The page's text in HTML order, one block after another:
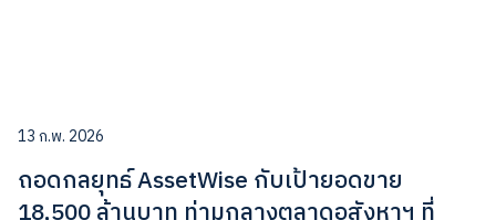
13 ก.พ. 2026
ถอดกลยุทธ์ AssetWise กับเป้ายอดขาย